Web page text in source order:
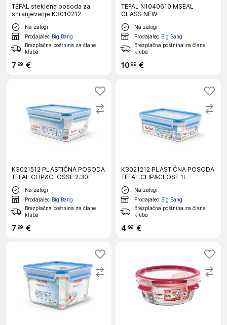
TEFAL steklena posoda za
shranjevanje K3010212
Na zalogi
Prodajalec Big Bang
Brezplačna poštnina za člane
kluba
7 99 €
TEFAL N1040610 MSEAL
GLASS NEW
Na zalogi
Prodajalec Big Bang
Brezplačna poštnina za člane
kluba
1099 €
K3021512 PLASTIČNA POSODA
TEFAL CLIP&CLOSSE 2.30L
Na zalogi
Prodajalec Big Bang
Brezplačna poštnina za člane
kluba
7 99 €
K3021212 PLASTIČNA POSODA
TEFAL CLIP&CLOSE 1L
Na zalogi
Prodajalec Big Bang
Brezplačna poštnina za člane
kluba
4 99 €